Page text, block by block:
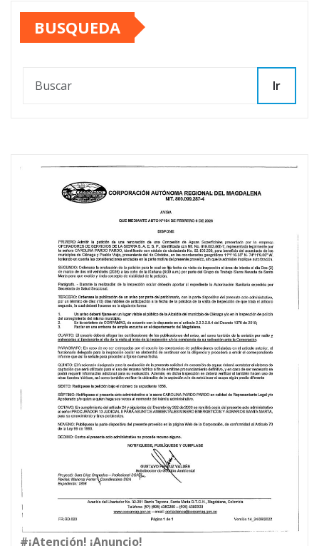
BUSQUEDA
Ir
#¡Atención! ¡Anuncio!